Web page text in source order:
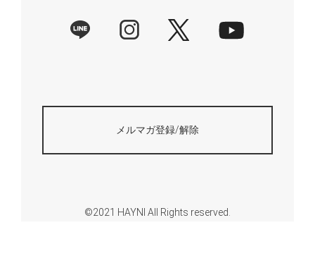
メルマガ登録/解除
©2021 HAYNI All Rights reserved.